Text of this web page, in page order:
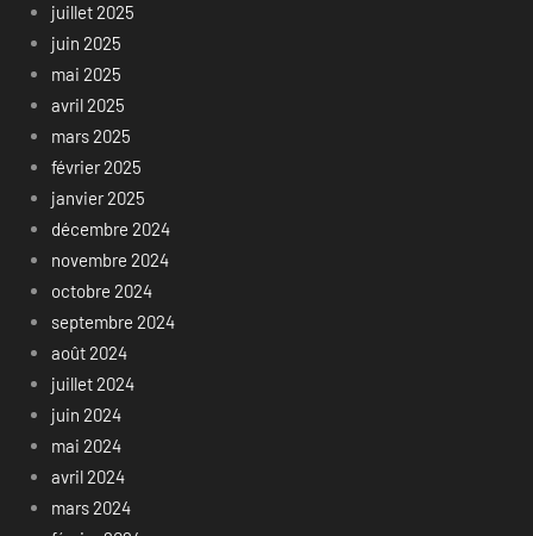
juillet 2025
juin 2025
mai 2025
avril 2025
mars 2025
février 2025
janvier 2025
décembre 2024
novembre 2024
octobre 2024
septembre 2024
août 2024
juillet 2024
juin 2024
mai 2024
avril 2024
mars 2024